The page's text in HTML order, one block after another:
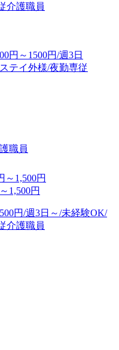
介護職員
職員
～1,500円
1,500円
円/週3日～/未経験OK/
介護職員